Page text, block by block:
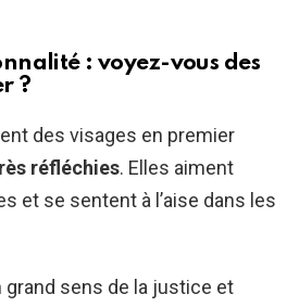
: voyez-vous des
?
des visages en premier
réfléchies. Elles aiment
et se sentent à l’aise dans les
sens de la justice et